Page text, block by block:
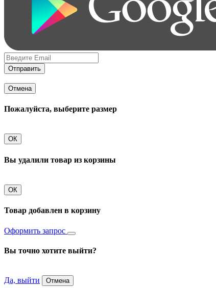
Отправить
Отмена
Пожалуйста, выберите размер
ОК
Вы удалили товар из корзины
ОК
Товар добавлен в корзину
Оформить запрос
Вы точно хотите выйти?
Да, выйти Отмена